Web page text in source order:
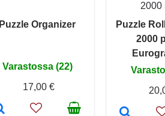
Puzzle Organizer
Varastossa (22)
17,00 €
2000
Puzzle
2000